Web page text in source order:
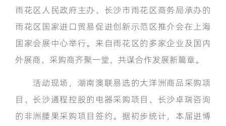
雨花区人民政府主办、长沙市雨花区商务局承办的
雨花区国家进口贸易促进创新示范区推介会在上海
国家会展中心举行。来自雨花区的多家企业及国内
外展商、采购商齐聚一堂，共谋合作发展新篇章。
活动现场，湖南澳联易选的大洋洲商品采购项
目、长沙通程控股的电器采购项目、长沙卓瑞咨询
的非洲腰果采购项目签约。据初步统计，本届进博